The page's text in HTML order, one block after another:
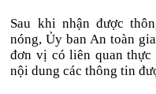
Sau khi nhận được
nóng, Ủy ban An toàn
đơn vị có liên quan
nội dung các thông tin